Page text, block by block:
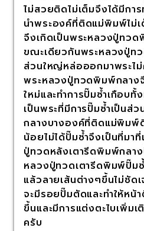
ไม่สวยติดไม่เต็มจึงได้มีกา
นำพระองค์ที่ติดแม่พิมพ์ไม่เ
จึงเกิดเป็นพระหลวงปู่ทว
ขณะเดียวกันพระหลวงปู่ท
ส่วนใหญ่หล่อออกมาพระไ
พระหลวงปู่ทวดพิมพ์กลาง
ใหม่และทำการปั๊มซ้ำเกือบ
เป็นพระที่มีการปั๊มซ้ำเป็นส่
กลางบางองค์ที่ติดแม่พิมพ์
น้อยไม่ได้ปั๊มซ้ำจึงเป็นที่มา
ปู่ทวดหลังเตารีดพิมพ์กลาง
หลวงปู่ทวดเตารีดพิมพ์ปั๊มซ้
แล้วลายเส้นต่างๆขึ้นไม่ชัด
จะมีรอยปั๊มตัดและทำให้หน้
ขึ้นและมีการแต่งตะไบเพิ่ม
ครับ